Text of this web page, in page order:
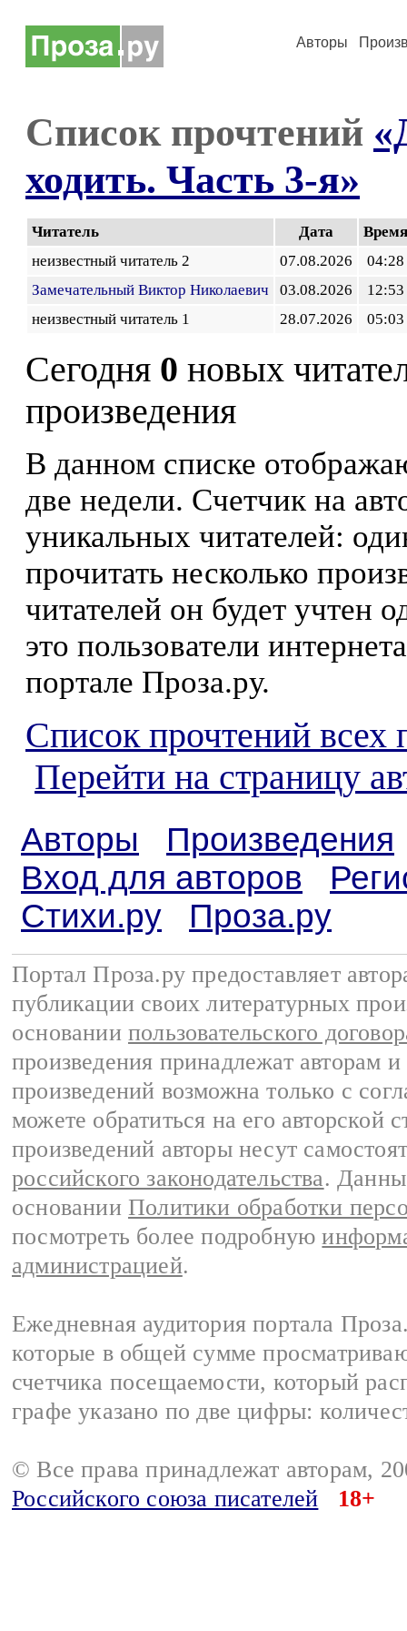
Авторы
Список прочтений
ходить. Часть 3-я»
Читатель Дата
Время
неизвестный читатель 2
07.08.2026
04:28
Замечательный Виктор Николаевич
03.08.2026
12:53
неизвестный читатель 1
28.07.2026 05:03
Сегодня 0 новых
произведения
В данном списке
две недели. Счетчик на
уникальных читателей:
прочитать несколько
читателей он будет учтен
это пользователи
портале Проза.ру.
Список прочтений всех
Перейти на страницу
Авторы
Произведения
Вход для авторов
Стихи.ру
Проза.ру
Портал Проза.ру предоставляет
публикации своих литературных
основании пользовательского
произведения принадлежат авторам
произведений возможна только с
можете обратиться на его авторской
произведений авторы несут
российского законодательства.
основании Политики обработки
посмотреть более подробную
администрацией.
Ежедневная аудитория портала
которые в общей сумме
счетчика посещаемости, который
графе указано по две цифры:
© Все права принадлежат авторам,
Российского союза писателей
18+